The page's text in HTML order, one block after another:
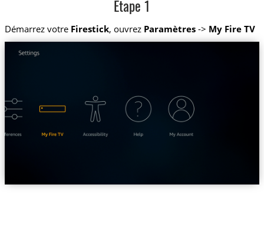
Etape 1
Démarrez votre Firestick, ouvrez Paramètres-> My Fire TV